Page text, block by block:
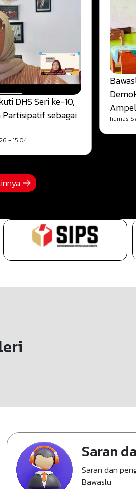
DHS Seri ke-10,
Partisipatif sebagai
- 15:04
humas
Saran
Saran dan
Bawaslu